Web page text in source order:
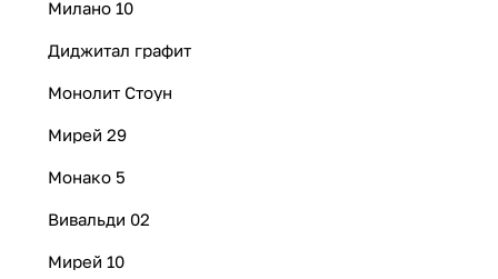
Милано 10
Диджитал графит
Монолит Стоун
Мирей 29
Монако 5
Вивальди 02
Мирей 10